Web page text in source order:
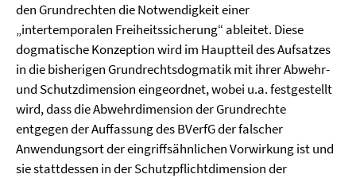
den Grundrechten die Notwendigkeit einer
„intertemporalen Freiheitssicherung“ ableitet. Diese
dogmatische Konzeption wird im Hauptteil des Aufsatzes
in die bisherigen Grundrechtsdogmatik mit ihrer Abwehr-
und Schutzdimension eingeordnet, wobei u.a. festgestellt
wird, dass die Abwehrdimension der Grundrechte
entgegen der Auffassung des BVerfG der falscher
Anwendungsort der eingriffsähnlichen Vorwirkung ist und
sie stattdessen in der Schutzpflichtdimension der